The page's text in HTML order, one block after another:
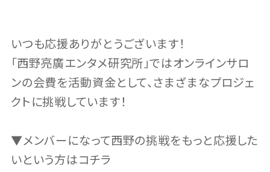
いつも応援ありがとうございます！
「西野亮廣エンタメ研究所」ではオンラインサロ
ンの会費を活動資金として、さまざまなプロジェ
クトに挑戦しています！
▼メンバーになって西野の挑戦をもっと応援した
いという方はコチラ